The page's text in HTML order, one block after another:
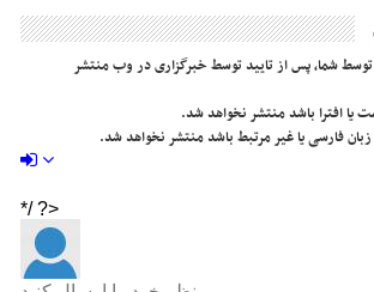
شما، پس از تایید توسط خبرگزاری در وب منتشر
یا افترا باشد منتشر نخواهد شد.
زبان فارسی یا غیر مرتبط باشد منتشر نخواهد شد.